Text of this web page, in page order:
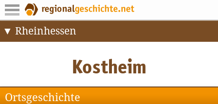
Rheinhessen
Ortsgeschichte